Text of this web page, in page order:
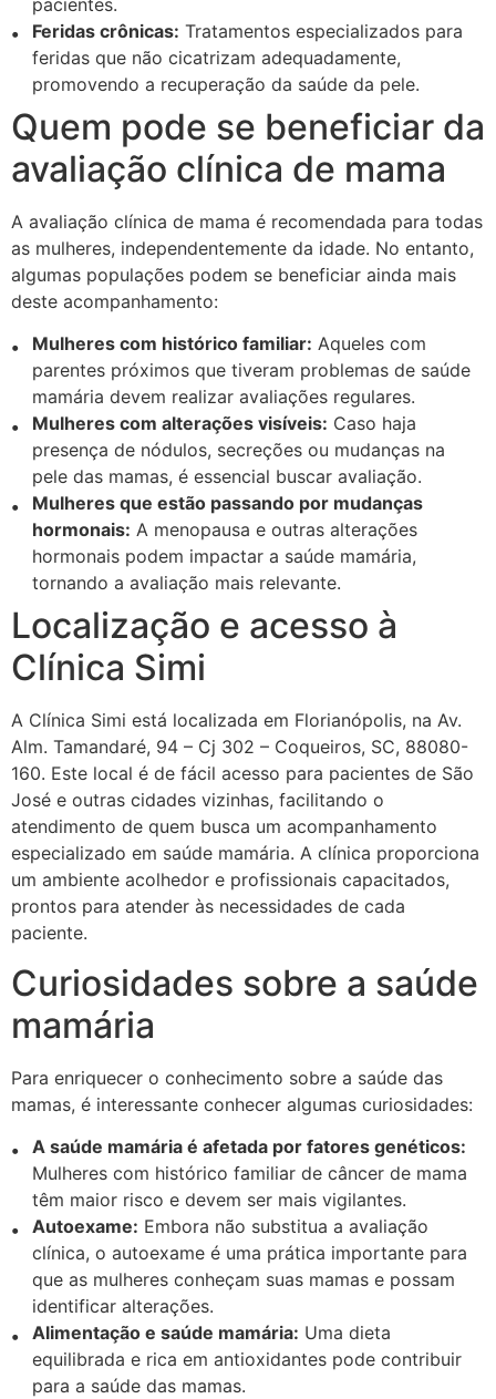
Feridas crônicas: Tratamentos especializados para
feridas que não cicatrizam adequadamente,
promovendo a recuperação da saúde da pele.
Quem pode se beneficiar da
avaliação clínica de mama
A avaliação clínica de mama é recomendada para todas
as mulheres, independentemente da idade. No entanto,
algumas populações podem se beneficiar ainda mais
deste acompanhamento:
Mulheres com histórico familiar: Aqueles com
parentes próximos que tiveram problemas de saúde
mamária devem realizar avaliações regulares.
Mulheres com alterações visíveis: Caso haja
presença de nódulos, secreções ou mudanças na
pele das mamas, é essencial buscar avaliação.
Mulheres que estão passando por mudanças
hormonais: A menopausa e outras alterações
hormonais podem impactar a saúde mamária,
tornando a avaliação mais relevante.
Localização e acesso à
Clínica Simi
A Clínica Simi está localizada em Florianópolis, na Av.
Alm. Tamandaré, 94 – Cj 302 – Coqueiros, SC, 88080-
160. Este local é de fácil acesso para pacientes de São
José e outras cidades vizinhas, facilitando o
atendimento de quem busca um acompanhamento
especializado em saúde mamária. A clínica proporciona
um ambiente acolhedor e profissionais capacitados,
prontos para atender às necessidades de cada
paciente.
Curiosidades sobre a saúde
mamária
Para enriquecer o conhecimento sobre a saúde das
mamas, é interessante conhecer algumas curiosidades:
A saúde mamária é afetada por fatores genéticos:
Mulheres com histórico familiar de câncer de mama
têm maior risco e devem ser mais vigilantes.
Autoexame: Embora não substitua a avaliação
clínica, o autoexame é uma prática importante para
que as mulheres conheçam suas mamas e possam
identificar alterações.
Alimentação e saúde mamária: Uma dieta
equilibrada e rica em antioxidantes pode contribuir
para a saúde das mamas.